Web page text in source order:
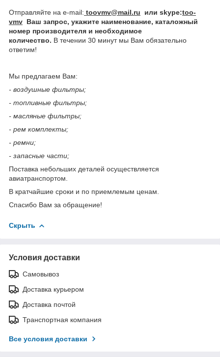
Отправляйте на e-mail: toovmv@mail.ru или skype:too-
vmv Ваш запрос, укажите наименование, каталожный
номер производителя и необходимое
количество. В течении 30 минут мы Вам обязательно
ответим!
Мы предлагаем Вам:
- воздушные фильтры;
- топливные фильтры;
- масляные фильтры;
- рем комплекты;
- ремни;
- запасные части;
Поставка небольших деталей осуществляется
авиатранспортом.
В кратчайшие сроки и по приемлемым ценам.
Спасибо Вам за обращение!
Скрыть
Условия доставки
Самовывоз
Доставка курьером
Доставка почтой
Транспортная компания
Все условия доставки